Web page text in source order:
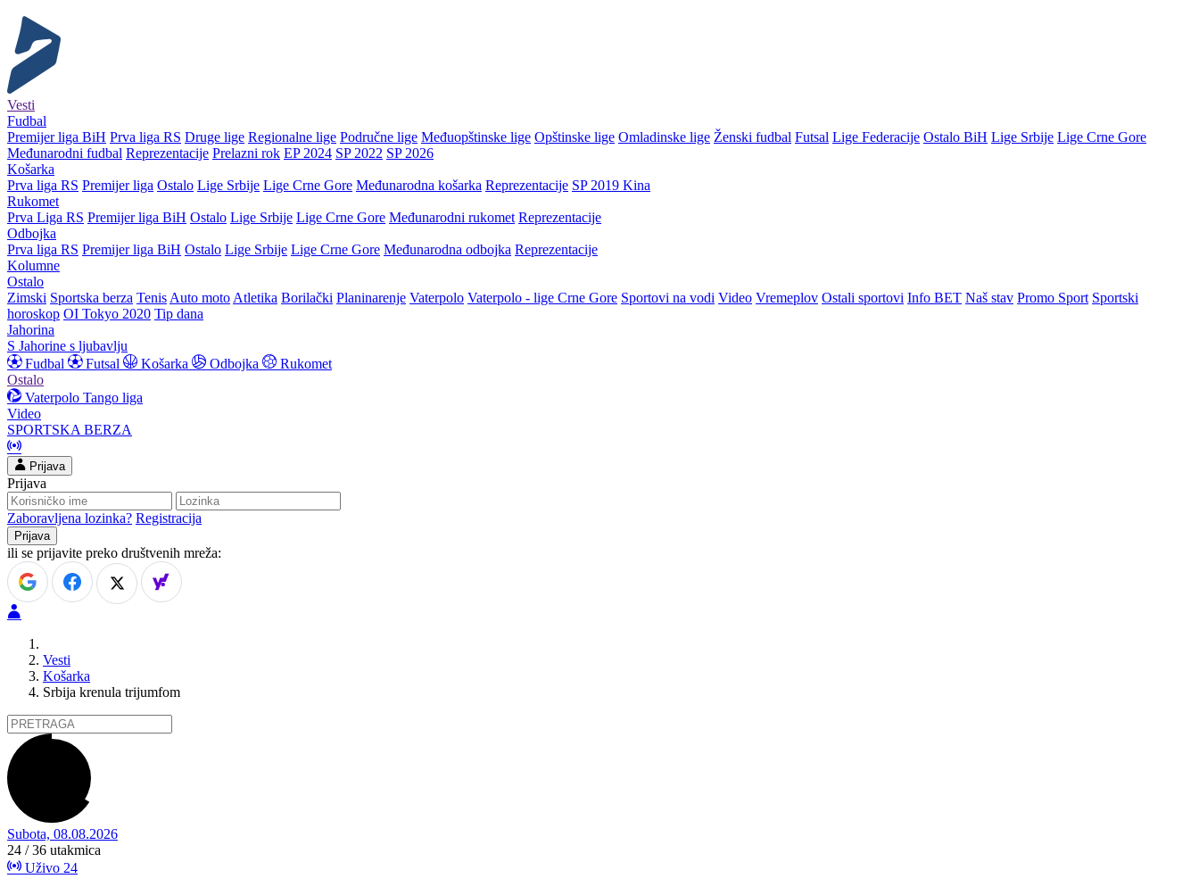
Vesti
Fudbal
Premijer liga BiH Prva liga RS Druge lige Regionalne lige Područne lige Međuopštinske lige Opštinske lige Omladinske lige Ženski fudbal Futsal Lige Federacije Ostalo BiH Lige Srbije Lige Crne Gore
Međunarodni fudbal Reprezentacije Prelazni rok EP 2024 SP 2022 SP 2026
Košarka
Prva liga RS Premijer liga Ostalo Lige Srbije Lige Crne Gore Međunarodna košarka Reprezentacije SP 2019 Kina
Rukomet
Prva Liga RS Premijer liga BiH Ostalo Lige Srbije Lige Crne Gore Međunarodni rukomet Reprezentacije
Odbojka
Prva liga RS Premijer liga BiH Ostalo Lige Srbije Lige Crne Gore Međunarodna odbojka Reprezentacije
Kolumne
Ostalo
Zimski Sportska berza Tenis Auto moto Atletika Borilački Planinarenje Vaterpolo Vaterpolo - lige Crne Gore Sportovi na vodi Video Vremeplov Ostali sportovi Info BET Naš stav Promo Sport Sportski
horoskop OI Tokyo 2020 Tip dana
Jahorina
S Jahorine s ljubavlju
Fudbal
Futsal Košarka Odbojka
Rukomet
Ostalo
Vaterpolo Tango liga
Video
SPORTSKA BERZA
Prijava
Prijava
Zaboravljena lozinka? Registracija
ili se prijavite preko društvenih mreža:
Vesti
Košarka
Srbija krenula trijumfom
Subota, 08.08.2026
24 / 36 utakmica
Uživo 24